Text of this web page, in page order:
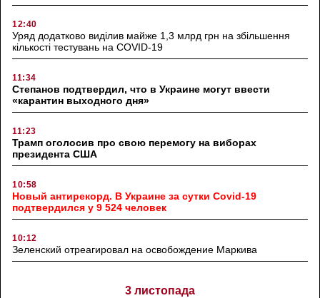
12:40
Уряд додатково виділив майже 1,3 млрд грн на збільшення
кількості тестувань на COVID-19
11:34
Степанов подтвердил, что в Украине могут ввести
«карантин выходного дня»
11:23
Трамп оголосив про свою перемогу на виборах
президента США
10:58
Новый антирекорд. В Украине за сутки Covid-19
подтвердился у 9 524 человек
10:12
Зеленский отреагировал на освобождение Маркива
3 листопада